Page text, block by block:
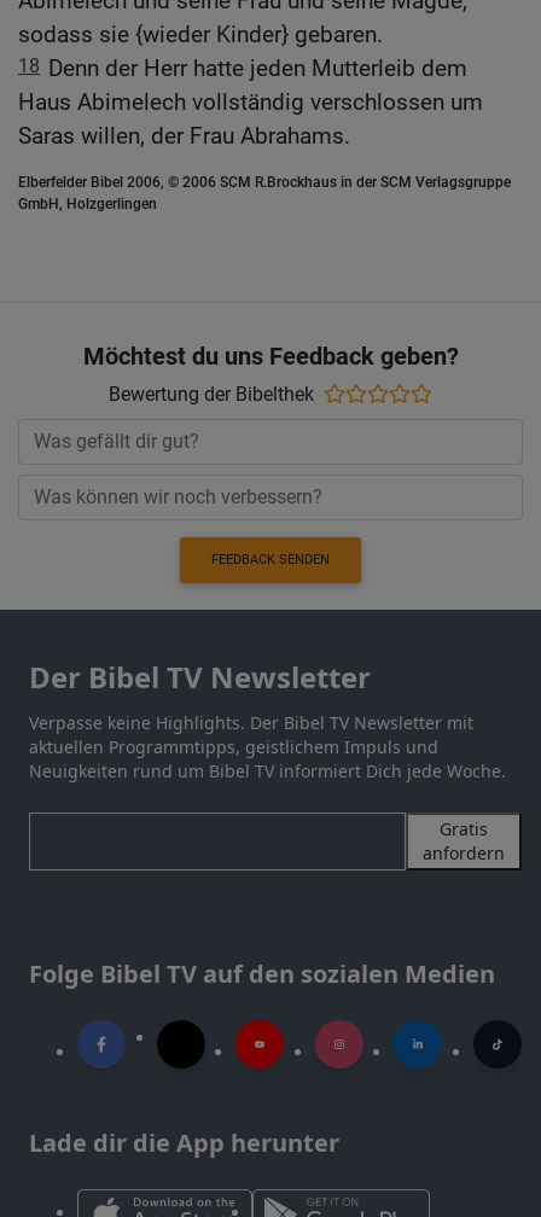
sodass sie {wieder Kinder} gebaren.
18 Denn der Herr hatte jeden Mutterleib dem
Haus Abimelech vollständig verschlossen um
Saras willen, der Frau Abrahams.
Elberfelder Bibel 2006, © 2006 SCM R.Brockhaus in der SCM Verlagsgruppe
GmbH, Holzgerlingen
Möchtest du uns Feedback geben?
Bewertung der Bibelthek
FEEDBACK SENDEN
Der Bibel TV Newsletter
Verpasse keine Highlights. Der Bibel TV Newsletter mit
aktuellen Programmtipps, geistlichem Impuls und
Neuigkeiten rund um Bibel TV informiert Dich jede Woche.
Gratis
anfordern
Folge Bibel TV auf den sozialen Medien
Lade dir die App herunter